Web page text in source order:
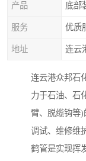
产品 底部
服务 优质
地址 连云
连云港众邦石
力于石油、石
臂、脱缆钩等
调试、维修维
鹤管是实现挥